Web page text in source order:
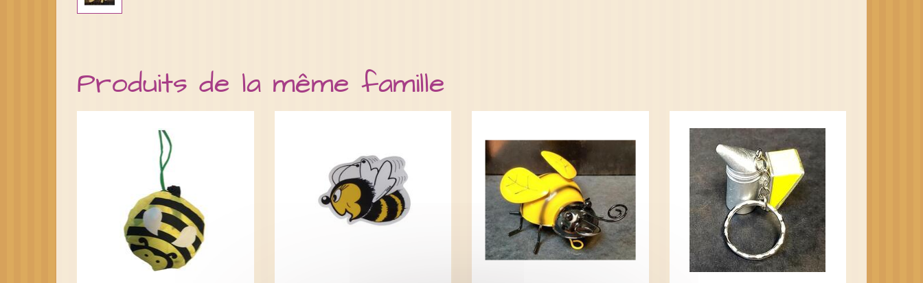
Produits de la même famille